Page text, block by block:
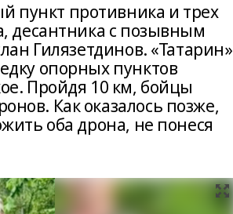
пункт противника и трех
десантника с позывным
Гилязетдинов. «Татарин»
опорных пунктов
Пройдя 10 км, бойцы
Как оказалось позже,
оба дрона, не понеся